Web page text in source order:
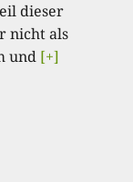
dieser
nicht als
und [+]